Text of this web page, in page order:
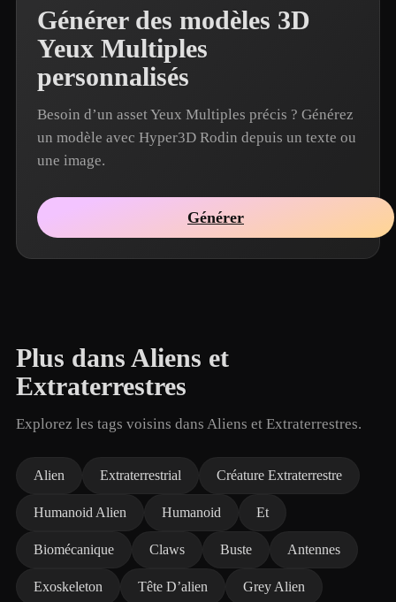
Générer des modèles 3D
Yeux Multiples
personnalisés
Besoin d’un asset Yeux Multiples précis ? Générez
un modèle avec Hyper3D Rodin depuis un texte ou
une image.
Générer
Plus dans Aliens et
Extraterrestres
Explorez les tags voisins dans Aliens et Extraterrestres.
Alien Extraterrestrial Créature Extraterrestre
Humanoid Alien Humanoid Et
Biomécanique Claws Buste Antennes
Exoskeleton Tête D’alien Grey Alien